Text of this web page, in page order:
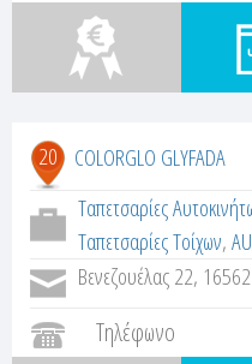
20
COLORGLO GLYFADA
Ταπετσαρίες
Ταπετσαρίες Τοίχων,
Βενεζουέλας 22,
Τηλέφωνο